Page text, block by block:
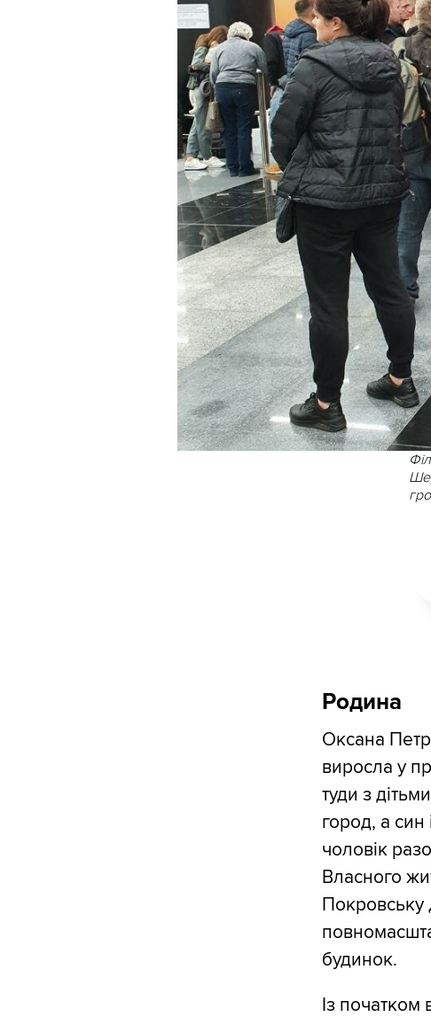
Родина
Оксана
виросла у
туди з
город, а син
чоловік
Власного
Покровську
будинок.
Із